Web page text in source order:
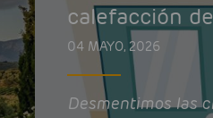
calefacción
04 MAYO, 2026
Desmentimos las